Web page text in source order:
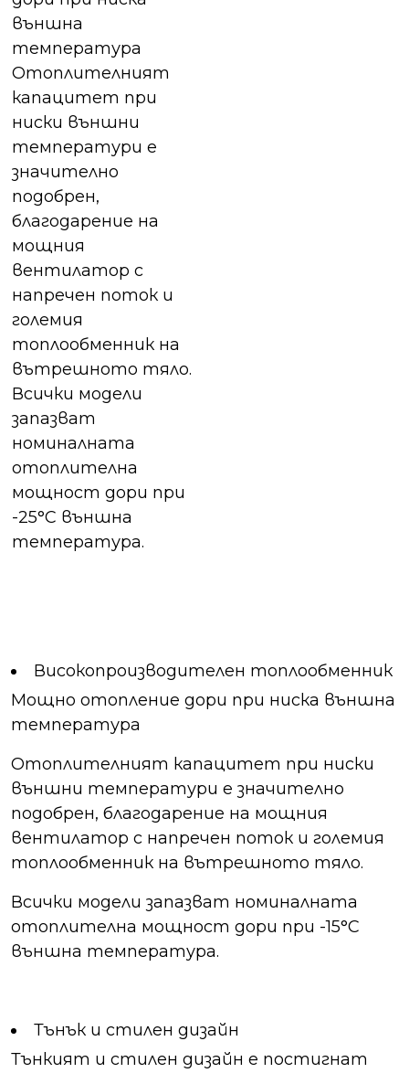
външна
температура
Отоплителният
капацитет при
ниски външни
температури е
значително
подобрен,
благодарение на
мощния
вентилатор с
напречен поток и
големия
топлообменник на
вътрешното тяло.
Всички модели
запазват
номиналната
отоплителна
мощност дори при
-25°C външна
температура.
Високопроизводителен топлообменник
Мощно отопление дори при ниска външна
температура
Отоплителният капацитет при ниски
външни температури е значително
подобрен, благодарение на мощния
вентилатор с напречен поток и големия
топлообменник на вътрешното тяло.
Всички модели запазват номиналната
отоплителна мощност дори при -15°C
външна температура.
Тънък и стилен дизайн
Тънкият и стилен дизайн е постигнат